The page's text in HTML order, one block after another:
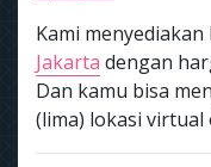
Kami
Jakarta dengan
Dan kamu bisa
(lima) lokasi virtual